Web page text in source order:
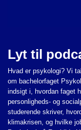
Lyt til
Hvad er psykologi? Vi
om bachelorfaget
indsigt i, hvordan faget
personligheds- og
studerende skriver,
klimakrisen, og hvilke